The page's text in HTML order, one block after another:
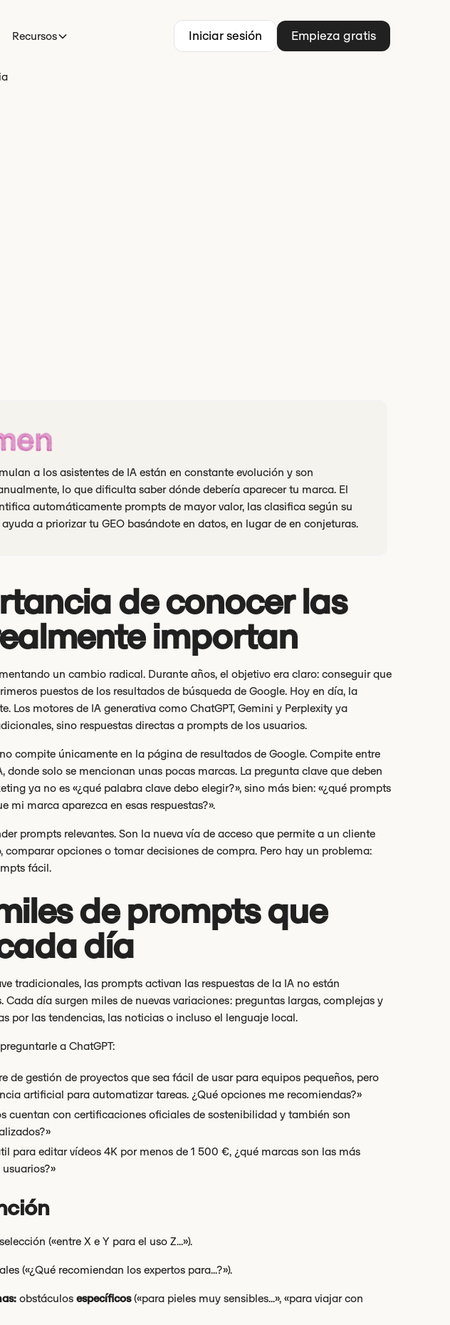
Recursos Iniciar sesión Empieza gratis
a los asistentes de IA están en constante evolución y son
lo que dificulta saber dónde debería aparecer tu marca. El
automáticamente prompts de mayor valor, las clasifica según su
a priorizar tu GEO basándote en datos, en lugar de en conjeturas.
de conocer las
importan
un cambio radical. Durante años, el objetivo era claro: conseguir que
puestos de los resultados de búsqueda de Google. Hoy en día, la
Los motores de IA generativa como ChatGPT, Gemini y Perplexity ya
sino respuestas directas a prompts de los usuarios.
compite únicamente en la página de resultados de Google. Compite entre
donde solo se mencionan unas pocas marcas. La pregunta clave que deben
ya no es «¿qué palabra clave debo elegir?», sino más bien: «¿qué prompts
mi marca aparezca en esas respuestas?».
prompts relevantes. Son la nueva vía de acceso que permite a un cliente
opciones o tomar decisiones de compra. Pero hay un problema:
fácil.
de prompts que
día
tradicionales, las prompts activan las respuestas de la IA no están
Cada día surgen miles de nuevas variaciones: preguntas largas, complejas y
por las tendencias, las noticias o incluso el lenguaje local.
a ChatGPT:
de gestión de proyectos que sea fácil de usar para equipos pequeños, pero
artificial para automatizar tareas. ¿Qué opciones me recomiendas?»
cuentan con certificaciones oficiales de sostenibilidad y también son
para editar vídeos 4K por menos de 1 500 €, ¿qué marcas son las más
(«entre X e Y para el uso Z...»).
(«¿Qué recomiendan los expertos para...?»).
obstáculos específicos(«para pieles muy sensibles...», «para viajar con